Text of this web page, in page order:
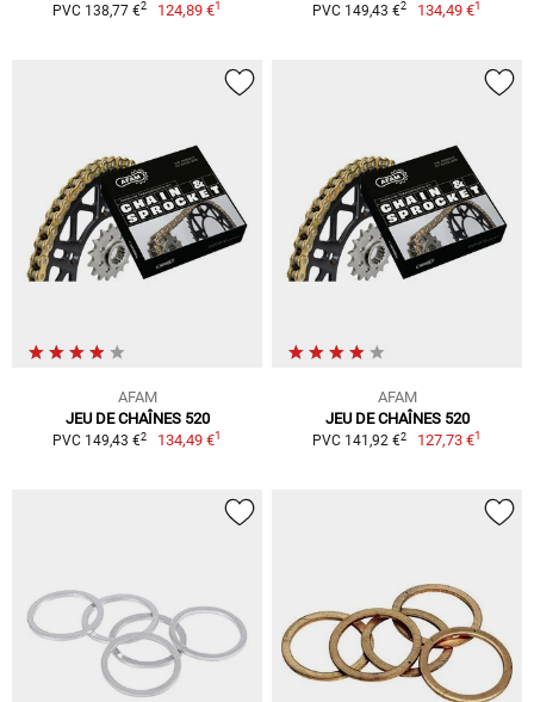
PVC 138,77 €2 124,89 €1 PVC 149,43 €2 134,49 €1
AFAM
JEU DE CHAÎNES 520
PVC 149,43 €2 134,49 €1
AFAM
JEU DE CHAÎNES 520
PVC 141,92 €2 127,73 €1